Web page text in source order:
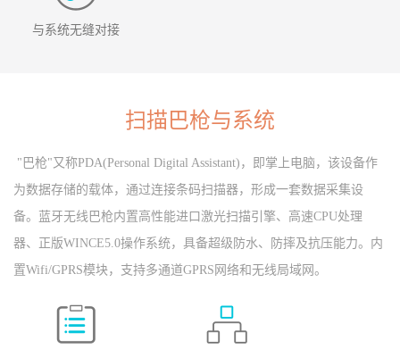
与系统无缝对接
扫描巴枪与系统
"巴枪"又称PDA(Personal Digital Assistant)，即掌上电脑，该设备作
为数据存储的载体，通过连接条码扫描器，形成一套数据采集设
备。蓝牙无线巴枪内置高性能进口激光扫描引擎、高速CPU处理
器、正版WINCE5.0操作系统，具备超级防水、防摔及抗压能力。内
置Wifi/GPRS模块，支持多通道GPRS网络和无线局域网。